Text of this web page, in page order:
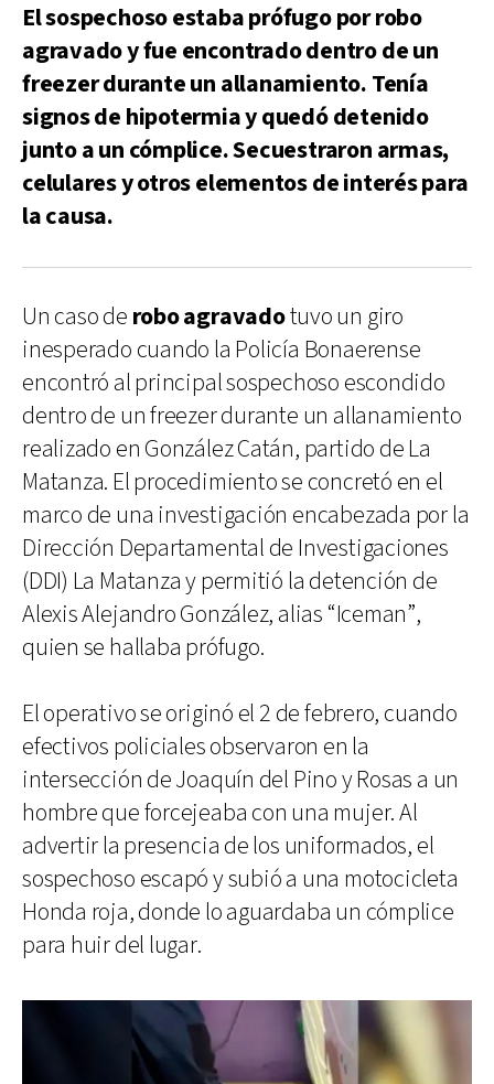
El sospechoso estaba prófugo por robo
agravado y fue encontrado dentro de un
freezer durante un allanamiento. Tenía
signos de hipotermia y quedó detenido
junto a un cómplice. Secuestraron armas,
celulares y otros elementos de interés para
la causa.
Un caso de robo agravadotuvo un giro
inesperado cuando la Policía Bonaerense
encontró al principal sospechoso escondido
dentro de un freezer durante un allanamiento
realizado en González Catán, partido de La
Matanza. El procedimiento se concretó en el
marco de una investigación encabezada por la
Dirección Departamental de Investigaciones
(DDI) La Matanza y permitió la detención de
Alexis Alejandro González, alias “Iceman”,
quien se hallaba prófugo.
El operativo se originó el 2 de febrero, cuando
efectivos policiales observaron en la
intersección de Joaquín del Pino y Rosas a un
hombre que forcejeaba con una mujer. Al
advertir la presencia de los uniformados, el
sospechoso escapó y subió a una motocicleta
Honda roja, donde lo aguardaba un cómplice
para huir del lugar.